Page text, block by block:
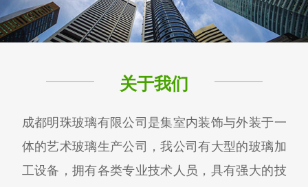
关于我们
成都明珠玻璃有限公司是集室内装饰与外装于一
体的艺术玻璃生产公司，我公司有大型的玻璃加
工设备，拥有各类专业技术人员，具有强大的技